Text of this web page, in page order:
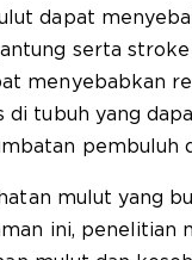
dapat
serta
menyebabkan
di tubuh yang
pembuluh
mulut yang
ini, penelitian